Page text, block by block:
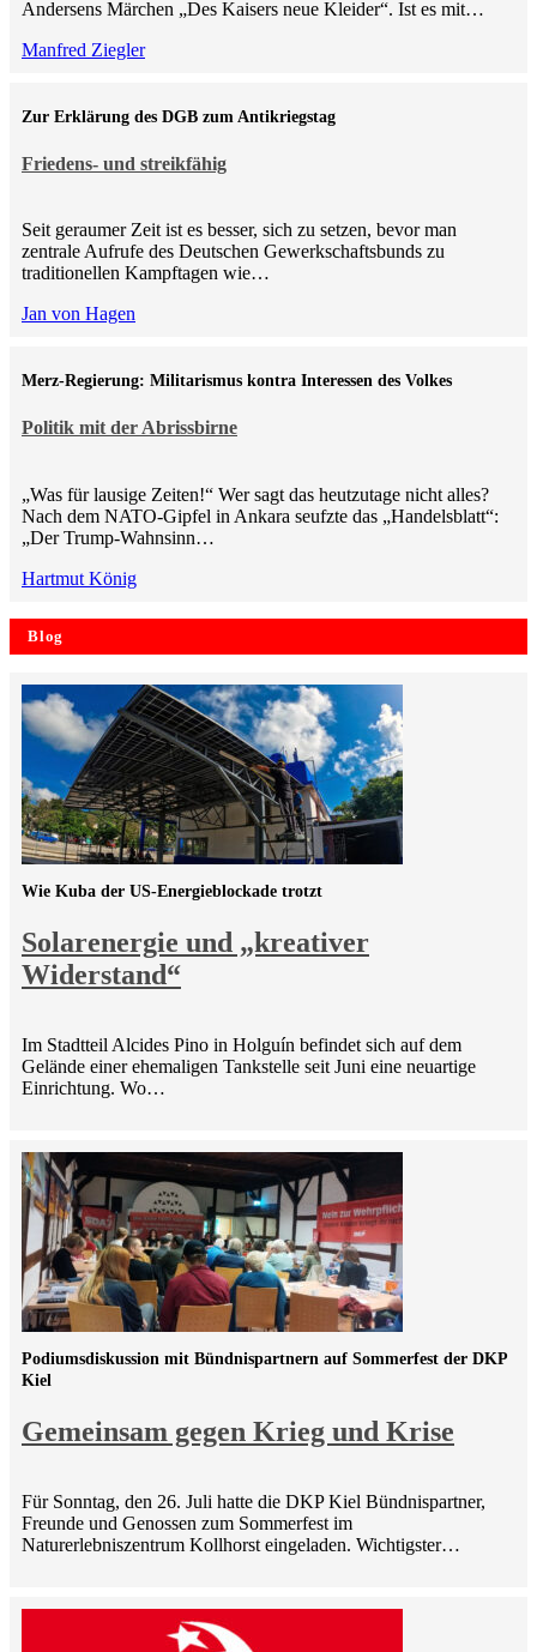
Andersens Märchen „Des Kaisers neue Kleider“. Ist es mit…
Manfred Ziegler
Friedens- und streikfähig
Zur Erklärung des DGB zum Antikriegstag
Seit geraumer Zeit ist es besser, sich zu setzen, bevor man
zentrale Aufrufe des Deutschen Gewerkschaftsbunds zu
traditionellen Kampftagen wie…
Jan von Hagen
Politik mit der Abrissbirne
Merz-Regierung: Militarismus kontra Inte­ressen des Volkes
„Was für lausige Zeiten!“ Wer sagt das heutzutage nicht alles?
Nach dem NATO-Gipfel in Ankara seufzte das „Handelsblatt“:
„Der Trump-Wahnsinn…
Hartmut König
Blog
Solarenergie und „kreativer
Widerstand“
Wie Kuba der US-Energieblockade trotzt
Im Stadtteil Alcides Pino in Holguín befindet sich auf dem
Gelände einer ehemaligen Tankstelle seit Juni eine neuartige
Einrichtung. Wo…
Gemeinsam gegen Krieg und Krise
Podiumsdiskussion mit Bündnispartnern auf Sommerfest der DKP
Kiel
Für Sonntag, den 26. Juli hatte die DKP Kiel Bündnispartner,
Freunde und Genossen zum Sommerfest im
Naturerlebniszentrum Kollhorst eingeladen. Wichtigster…